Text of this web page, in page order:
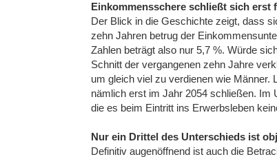
Einkommensschere schließt sich erst
Der Blick in die Geschichte zeigt, dass
zehn Jahren betrug der
Zahlen beträgt also nur 5,7 %. Würde
Schnitt der vergangenen zehn Jahre
um gleich viel zu verdienen wie
nämlich erst im Jahr 2054 schließen.
die es beim Eintritt ins Erwerbsleben
Nur ein Drittel des Unterschieds ist
Definitiv augenöffnend ist auch die